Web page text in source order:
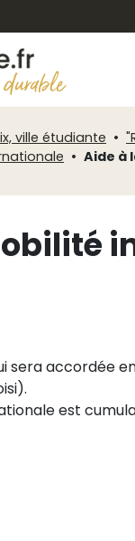
ville étudiante
Aide à
sera accordée
est